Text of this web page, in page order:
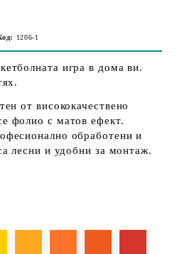
1206-1
игра в дома ви.
от висококачествено
фолио с матов ефект.
обработени и
лесни и удобни за монтаж.